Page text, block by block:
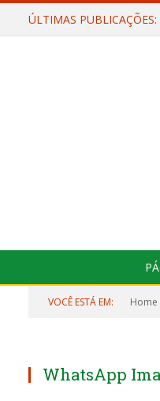
ÚLTIMAS PUBLICAÇÕES:
VOCÊ ESTÁ EM: Home
WhatsApp